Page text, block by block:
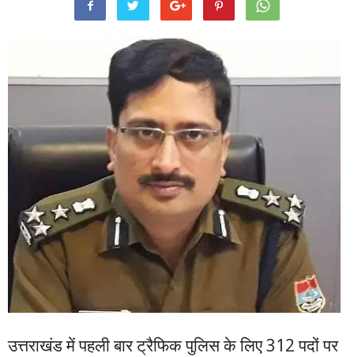
उत्तराखंड में पहली बार ट्रैफिक पुलिस के लिए 312 पदों पर